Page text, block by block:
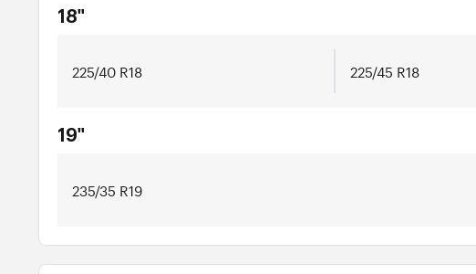
18"
225/40 R18 225/45 R18
19"
235/35 R19